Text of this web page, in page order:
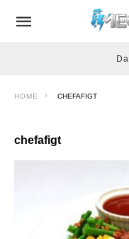
HOME CHEFAFIGT
chefafigt